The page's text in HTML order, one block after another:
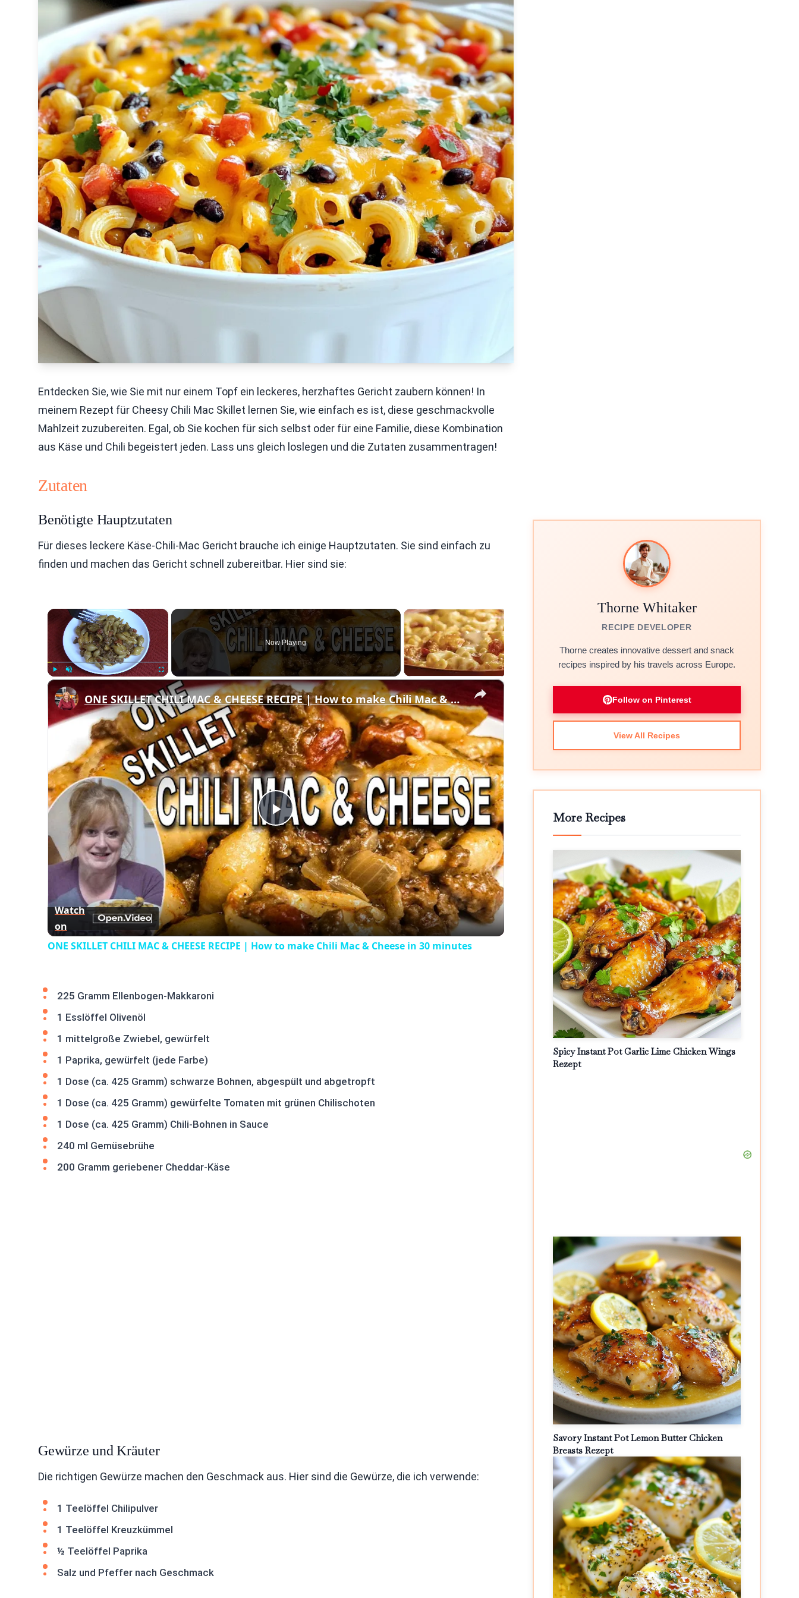
Entdecken Sie, wie Sie mit nur einem Topf ein leckeres, herzhaftes Gericht zaubern können! In
meinem Rezept für Cheesy Chili Mac Skillet lernen Sie, wie einfach es ist, diese geschmackvolle
Mahlzeit zuzubereiten. Egal, ob Sie kochen für sich selbst oder für eine Familie, diese Kombination
aus Käse und Chili begeistert jeden. Lass uns gleich loslegen und die Zutaten zusammentragen!
Zutaten
Benötigte Hauptzutaten
Für dieses leckere Käse-Chili-Mac Gericht brauche ich einige Hauptzutaten. Sie sind einfach zu
finden und machen das Gericht schnell zubereitbar. Hier sind sie:
×
Fullscreen
Now Playing
×
Play
Video
ONE SKILLET CHILI MAC & CHEESE RECIPE | How to make Chili Mac & Cheese in 30 minutes
Watch
on
ONE SKILLET CHILI MAC & CHEESE RECIPE | How to make Chili Mac & Cheese in 30 minutes
225 Gramm Ellenbogen-Makkaroni
1 Esslöffel Olivenöl
1 mittelgroße Zwiebel, gewürfelt
1 Paprika, gewürfelt (jede Farbe)
1 Dose (ca. 425 Gramm) schwarze Bohnen, abgespült und abgetropft
1 Dose (ca. 425 Gramm) gewürfelte Tomaten mit grünen Chilischoten
1 Dose (ca. 425 Gramm) Chili-Bohnen in Sauce
240 ml Gemüsebrühe
200 Gramm geriebener Cheddar-Käse
Gewürze und Kräuter
Die richtigen Gewürze machen den Geschmack aus. Hier sind die Gewürze, die ich verwende:
1 Teelöffel Chilipulver
1 Teelöffel Kreuzkümmel
½ Teelöffel Paprika
Salz und Pfeffer nach Geschmack
Thorne Whitaker
RECIPE DEVELOPER
Thorne creates innovative dessert and snack
recipes inspired by his travels across Europe.
Follow on Pinterest
View All Recipes
More Recipes
Spicy Instant Pot Garlic Lime Chicken Wings
Rezept
Savory Instant Pot Lemon Butter Chicken
Breasts Rezept